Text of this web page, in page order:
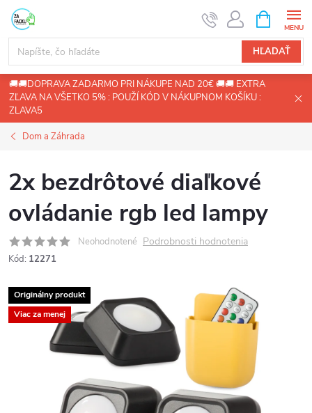
Prejsť
obsah
HĽADAŤ
KOŠÍK
🚚🚚DOPRAVA ZADARMO PRI NÁKUPE NAD 20€ 🚚🚚 EXTRA
ZĽAVA NA VŠETKO 5% : POUŽÍ KÓD V NÁKUPNOM KOŠÍKU :
ZLAVA5
Dom a Záhrada
2x bezdrôtové diaľkové
ovládanie rgb led lampy
Neohodnotené Podrobnosti hodnotenia
Kód: 12271
Originálny produkt
Viac za menej